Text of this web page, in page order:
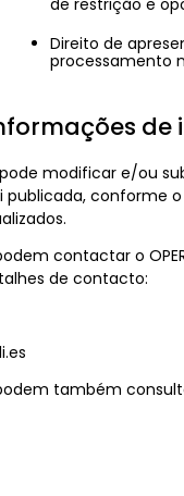
Direito de
processamento
de
pode modificar e/
conforme
contactar o
de contacto:
também